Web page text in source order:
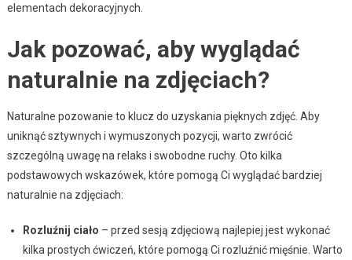
elementach dekoracyjnych.
Jak pozować, aby wyglądać
naturalnie na zdjęciach?
Naturalne pozowanie to klucz do uzyskania pięknych zdjęć. Aby
uniknąć sztywnych i wymuszonych pozycji, warto zwrócić
szczególną uwagę na relaks i swobodne ruchy. Oto kilka
podstawowych wskazówek, które pomogą Ci wyglądać bardziej
naturalnie na zdjęciach:
Rozluźnij ciało – przed sesją zdjęciową najlepiej jest wykonać
kilka prostych ćwiczeń, które pomogą Ci rozluźnić mięśnie. Warto